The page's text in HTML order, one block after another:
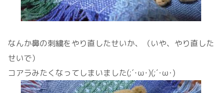
なんか鼻の刺繍をやり直したせいか、（いや、やり直した
せいで）
コアラみたくなってしまいました(;´･ω･)(;´･ω･)